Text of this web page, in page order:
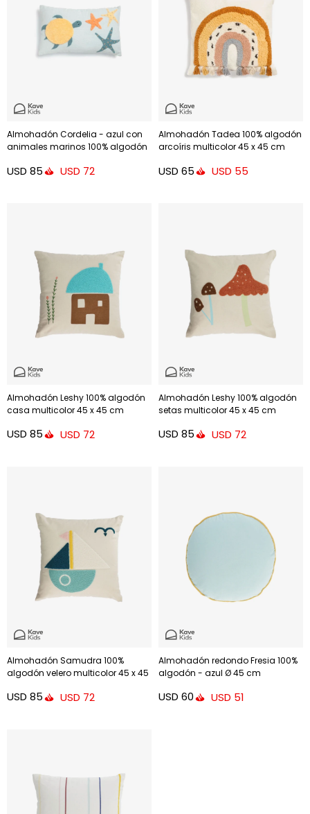
Almohadón Cordelia - azul con
animales marinos 100% algodón
USD 85 USD 72
Almohadón Tadea 100% algodón
arcoíris multicolor 45 x 45 cm
USD 65 USD 55
Almohadón Leshy 100% algodón
casa multicolor 45 x 45 cm
USD 85 USD 72
Almohadón Leshy 100% algodón
setas multicolor 45 x 45 cm
USD 85 USD 72
Almohadón Samudra 100%
algodón velero multicolor 45 x 45
USD 85 USD 72
Almohadón redondo Fresia 100%
algodón - azul Ø 45 cm
USD 60 USD 51